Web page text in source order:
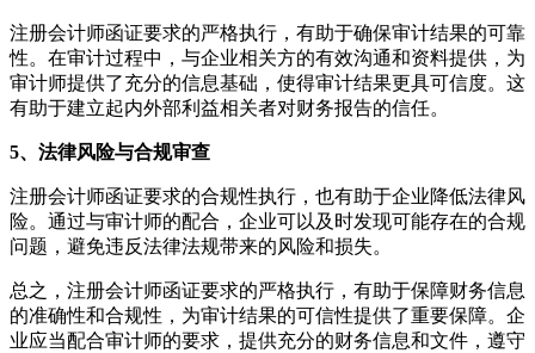
注册会计师函证要求的严格执行，有助于确保审计结果的可靠
性。在审计过程中，与企业相关方的有效沟通和资料提供，为
审计师提供了充分的信息基础，使得审计结果更具可信度。这
有助于建立起内外部利益相关者对财务报告的信任。
5、法律风险与合规审查
注册会计师函证要求的合规性执行，也有助于企业降低法律风
险。通过与审计师的配合，企业可以及时发现可能存在的合规
问题，避免违反法律法规带来的风险和损失。
总之，注册会计师函证要求的严格执行，有助于保障财务信息
的准确性和合规性，为审计结果的可信性提供了重要保障。企
业应当配合审计师的要求，提供充分的财务信息和文件，遵守